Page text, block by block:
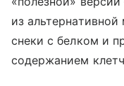
из
снеки с белком и
содержанием